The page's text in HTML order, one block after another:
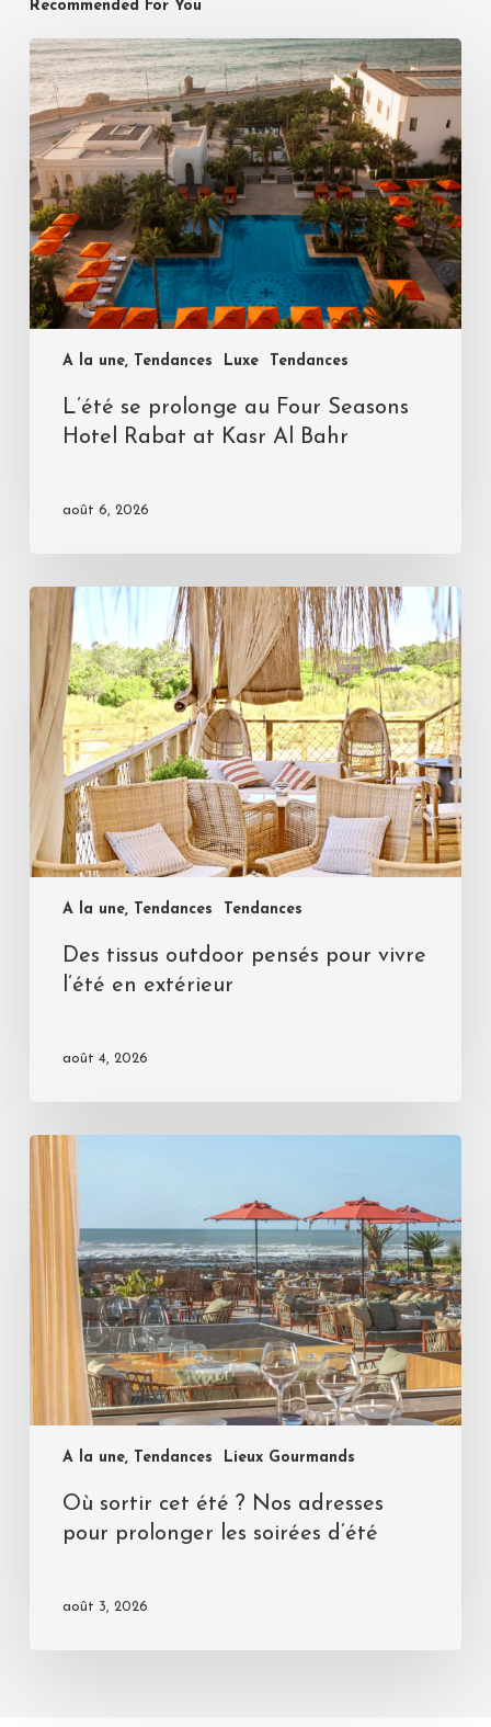
Recommended For You
A la une, Tendances Luxe Tendances
L’été se prolonge au Four Seasons
Hotel Rabat at Kasr Al Bahr
août 6, 2026
A la une, Tendances Tendances
Des tissus outdoor pensés pour vivre
l’été en extérieur
août 4, 2026
A la une, Tendances Lieux Gourmands
Où sortir cet été ? Nos adresses
pour prolonger les soirées d’été
août 3, 2026